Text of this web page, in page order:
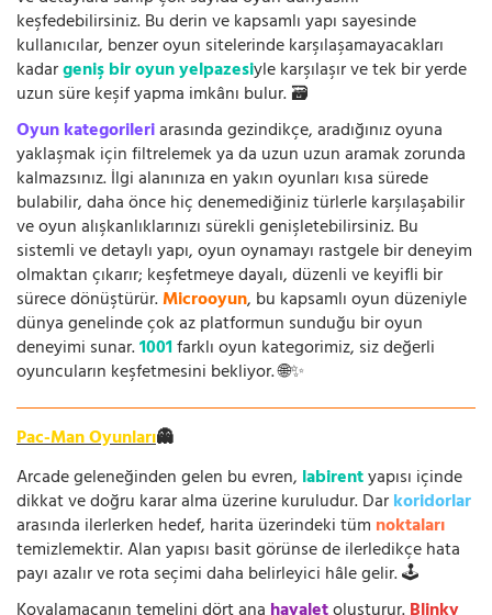
keşfedebilirsiniz. Bu derin ve kapsamlı yapı sayesinde
kullanıcılar, benzer oyun sitelerinde karşılaşamayacakları
kadargeniş bir oyun yelpazesiyle karşılaşır ve tek bir yerde
uzun süre keşif yapma imkânı bulur. 🗃️
Oyun kategorileriarasında gezindikçe, aradığınız oyuna
yaklaşmak için filtrelemek ya da uzun uzun aramak zorunda
kalmazsınız. İlgi alanınıza en yakın oyunları kısa sürede
bulabilir, daha önce hiç denemediğiniz türlerle karşılaşabilir
ve oyun alışkanlıklarınızı sürekli genişletebilirsiniz. Bu
sistemli ve detaylı yapı, oyun oynamayı rastgele bir deneyim
olmaktan çıkarır; keşfetmeye dayalı, düzenli ve keyifli bir
sürece dönüştürür.Microoyun, bu kapsamlı oyun düzeniyle
dünya genelinde çok az platformun sunduğu bir oyun
deneyimi sunar.1001farklı oyun kategorimiz, siz değerli
oyuncuların keşfetmesini bekliyor. 🌐✨
Pac-Man Oyunları👻
Arcade geleneğinden gelen bu evren, labirentyapısı içinde
dikkat ve doğru karar alma üzerine kuruludur. Darkoridorlar
arasında ilerlerken hedef, harita üzerindeki tüm noktaları
temizlemektir. Alan yapısı basit görünse de ilerledikçe hata
payı azalır ve rota seçimi daha belirleyici hâle gelir. 🕹️